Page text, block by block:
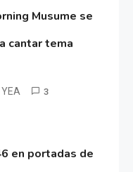
Musume se
cantar tema
3
en portadas de